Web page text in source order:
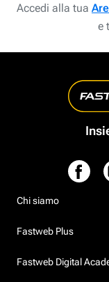
Accedi alla tua
e
Chi siamo
Fastweb Plus
Fastweb Digital